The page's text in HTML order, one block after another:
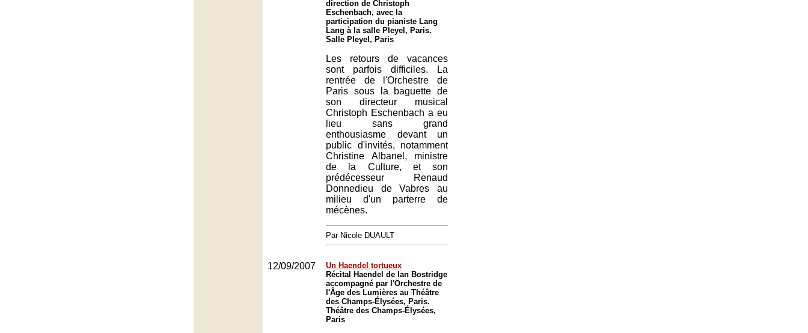
direction de Christoph
Eschenbach, avec la
participation du pianiste Lang
Lang à la salle Pleyel, Paris.
Salle Pleyel, Paris
Les retours de vacances
sont parfois difficiles. La
rentrée de l'Orchestre de
Paris sous la baguette de
son directeur musical
Christoph Eschenbach a eu
lieu sans grand
enthousiasme devant un
public d'invités, notamment
Christine Albanel, ministre
de la Culture, et son
prédécesseur Renaud
Donnedieu de Vabres au
milieu d'un parterre de
mécènes.
Par Nicole DUAULT
12/09/2007
Un Haendel tortueux
Récital Haendel de Ian Bostridge
accompagné par l'Orchestre de
l'Âge des Lumières au Théâtre
des Champs-Élysées, Paris.
Théâtre des Champs-Élysées,
Paris